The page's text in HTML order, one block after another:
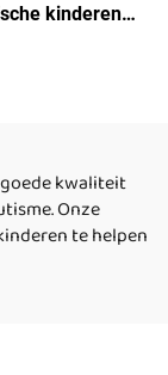
kinderen
kwaliteit
Onze
te helpen